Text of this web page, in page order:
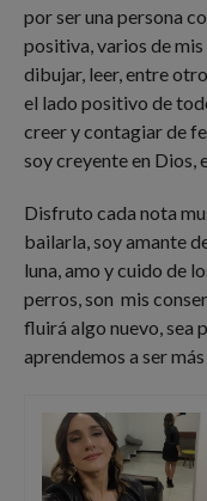
por ser una persona
positiva, varios de
dibujar, leer, entre
el lado positivo de
creer y contagiar de
soy creyente en Dios,
Disfruto cada nota
bailarla, soy amante
luna, amo y cuido de
perros, son mis
fluirá algo nuevo, sea
aprendemos a ser